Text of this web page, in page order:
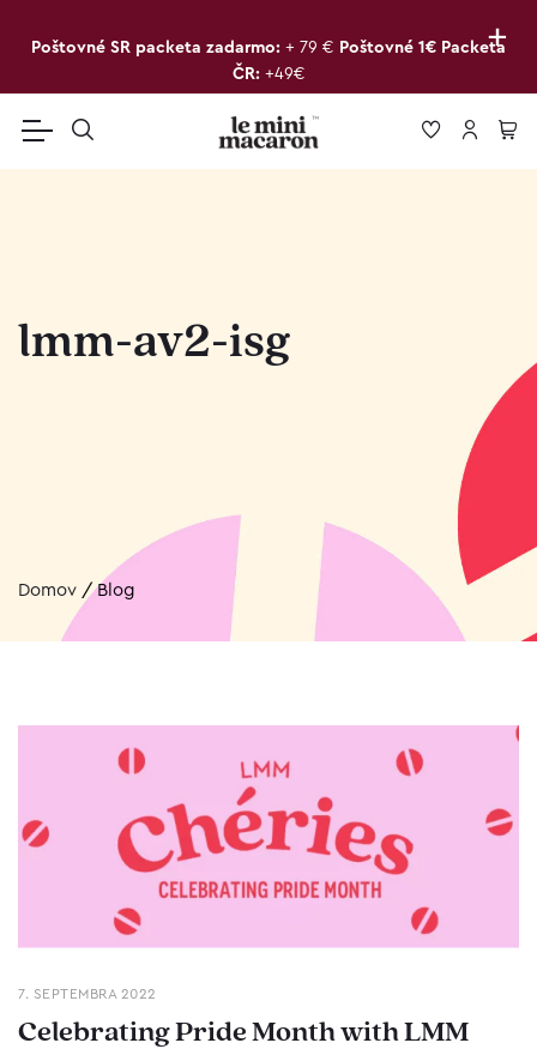
+
Poštovné SR packeta zadarmo: + 79 € Poštovné 1€ Packeta
ČR: +49€
lmm-av2-isg
Domov /Blog
7. SEPTEMBRA 2022
Celebrating Pride Month with LMM